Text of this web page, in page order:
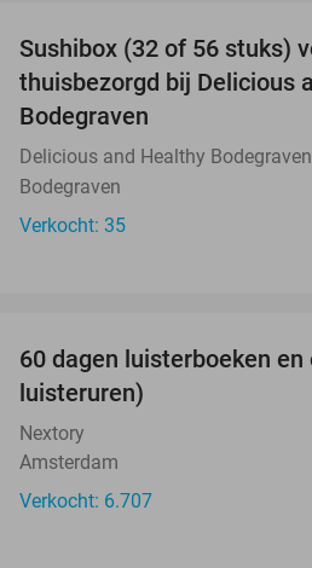
Sushibox (32 of 56 stuks)
thuisbezorgd bij Delicious
Bodegraven
Delicious and Healthy Bodegraven
Bodegraven
Verkocht: 35
60 dagen luisterboeken en
luisteruren)
Nextory
Amsterdam
Verkocht: 6.707